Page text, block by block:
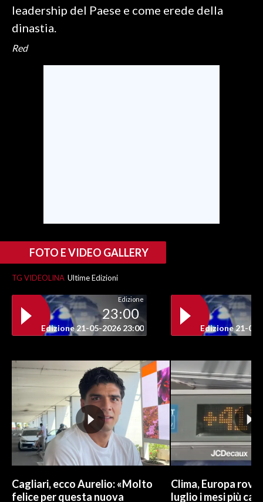
SARDI NEL MONDO
NOTIZIE
EVENTI
SPIAGGE
STORE
leadership del Paese e come erede della
dinastia.
Red
FOTO E VIDEO GALLERY
TG VIDEOLINA Ultime Edizioni
Edizione
23:00
Edizione 21-05-2026 23:00 Edizione 21-05-
Cagliari, ecco Aurelio: «Molto
felice per questa nuova
Clima, Europa
luglio i mesi più